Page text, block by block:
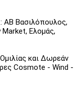
ΑΒ Βασιλόπουλος,
Ελομάς,
και Δωρεάν
Cosmote - Wind -